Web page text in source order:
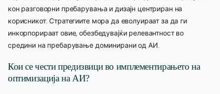
кон разговорни пребарувања и дизајн центриран на
корисникот. Стратегиите мора да еволуираат за да ги
инкорпорираат овие, обезбедувајќи релевантност во
средини на пребарување доминирани од АИ.
Кои се чести предизвици во имплементирањето на
оптимизација на АИ?